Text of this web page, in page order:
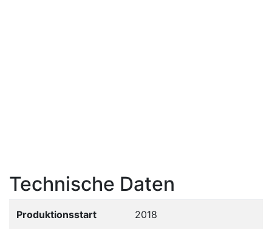
Technische Daten
Produktionsstart 2018